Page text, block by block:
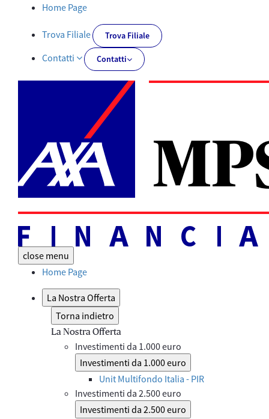
Documenti PRIIPs | AXA MPS Financial - AXA-MPSFINANCIAL.IT
Home Page
Trova Filiale Trova Filiale
Contatti Contatti
close menu
Home Page
La Nostra Offerta
Torna indietro
La Nostra Offerta
Investimenti da 1.000 euro
Investimenti da 1.000 euro
Unit Multifondo Italia - PIR
Investimenti da 2.500 euro
Investimenti da 2.500 euro